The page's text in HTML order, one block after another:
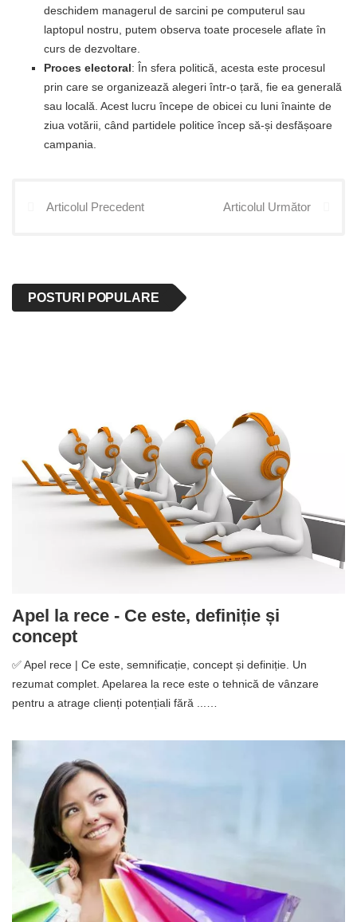
deschidem managerul de sarcini pe computerul sau
laptopul nostru, putem observa toate procesele aflate în
curs de dezvoltare.
Proces electoral: În sfera politică, acesta este procesul
prin care se organizează alegeri într-o țară, fie ea generală
sau locală. Acest lucru începe de obicei cu luni înainte de
ziua votării, când partidele politice încep să-și desfășoare
campania.
Articolul Precedent Articolul Următor
POSTURI POPULARE
Apel la rece - Ce este, definiție și
concept
✅ Apel rece | Ce este, semnificație, concept și definiție. Un
rezumat complet. Apelarea la rece este o tehnică de vânzare
pentru a atrage clienți potențiali fără ...…